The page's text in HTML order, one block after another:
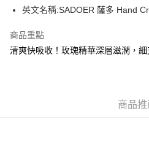
JD京東物流，訂單確認發貨後2-4個
英文名稱:SADOER 薩多 Hand
商品重點
清爽快吸收！玫瑰精華深層滋潤，
商品推